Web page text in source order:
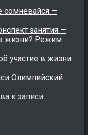
сомневайся —
занятия —
жизни? Режим
участие в жизни
Олимпийский
к записи